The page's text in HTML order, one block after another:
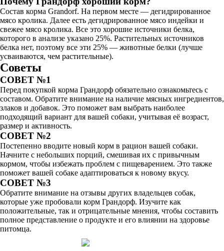
Состав корма Grandorf. На первом месте — дегидрированное
мясо кролика. Далее есть дегидрированное мясо индейки и
свежее мясо кролика. Все это хорошие источники белка,
которого в анализе указано 25%. Растительных источников
белка нет, поэтому все эти 25% — животные белки (лучше
усваиваются, чем растительные).
Советы
СОВЕТ №1
Перед покупкой корма Грандорф обязательно ознакомьтесь с
составом. Обратите внимание на наличие мясных ингредиентов,
злаков и добавок. Это поможет вам выбрать наиболее
подходящий вариант для вашей собаки, учитывая её возраст,
размер и активность.
СОВЕТ №2
Постепенно вводите новый корм в рацион вашей собаки.
Начните с небольших порций, смешивая их с привычным
кормом, чтобы избежать проблем с пищеварением. Это также
поможет вашей собаке адаптироваться к новому вкусу.
СОВЕТ №3
Обратите внимание на отзывы других владельцев собак,
которые уже пробовали корм Грандорф. Изучите как
положительные, так и отрицательные мнения, чтобы составить
полное представление о продукте и его влиянии на здоровье
питомца.